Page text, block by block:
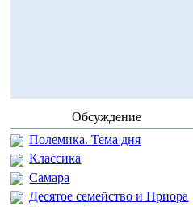
Обсуждение
Полемика. Тема дня
Классика
Самара
Десятое семейство и Приора